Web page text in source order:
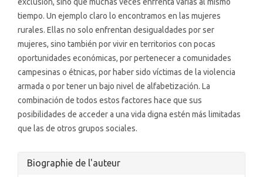
exclusión, sino que muchas veces enfrenta varias al mismo
tiempo. Un ejemplo claro lo encontramos en las mujeres
rurales. Ellas no solo enfrentan desigualdades por ser
mujeres, sino también por vivir en territorios con pocas
oportunidades económicas, por pertenecer a comunidades
campesinas o étnicas, por haber sido víctimas de la violencia
armada o por tener un bajo nivel de alfabetización. La
combinación de todos estos factores hace que sus
posibilidades de acceder a una vida digna estén más limitadas
que las de otros grupos sociales.
Details
Biographie de l'auteur